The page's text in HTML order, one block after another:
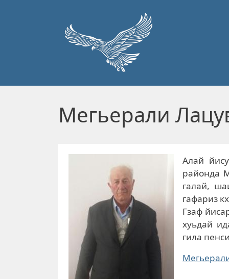
Мегьерали
Алай
районда
галай,
гафариз
Гзаф
хуьдай
гила